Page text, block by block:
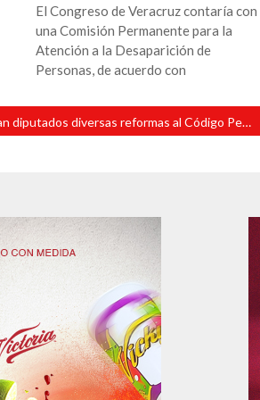
El Congreso de Veracruz contaría con
una Comisión Permanente para la
Atención a la Desaparición de
Personas, de acuerdo con
Aprueban diputados diversas reformas al Código Penal estatal